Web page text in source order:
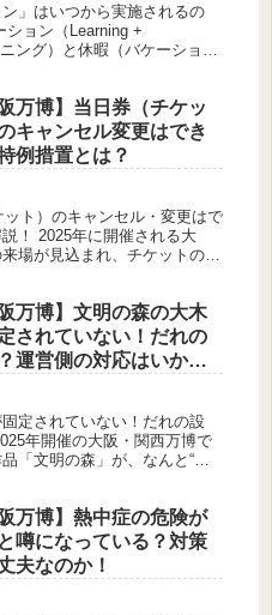
」はいつから実施されるの
ョン（Learning +
ング）と休暇（バケーショ
阪万博】当日券（チケッ
キャンセル変更はでき
例措置とは？
ット）のキャンセル・変更はで
！ 2025年に開催される大
場が見込まれ、チケットの購
阪万博】文明の森の大木
されていない！だれの
運営側の対応はいか
定されていない！だれの設
年開催の大阪・関西万博で
「文明の森」が、なんと“固
阪万博】熱中症の危険が
噂になっている？対策
夫なのか！